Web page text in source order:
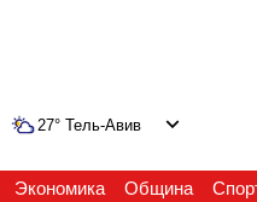
27° Тель-Авив
Экономика Община